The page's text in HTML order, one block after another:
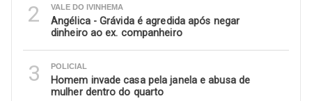
2 VALE DO IVINHEMA
Angélica - Grávida é agredida após negar
dinheiro ao ex. companheiro
3 POLICIAL
Homem invade casa pela janela e abusa de
mulher dentro do quarto